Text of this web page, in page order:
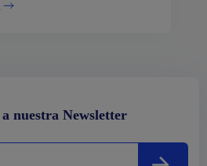
nuestra Newsletter